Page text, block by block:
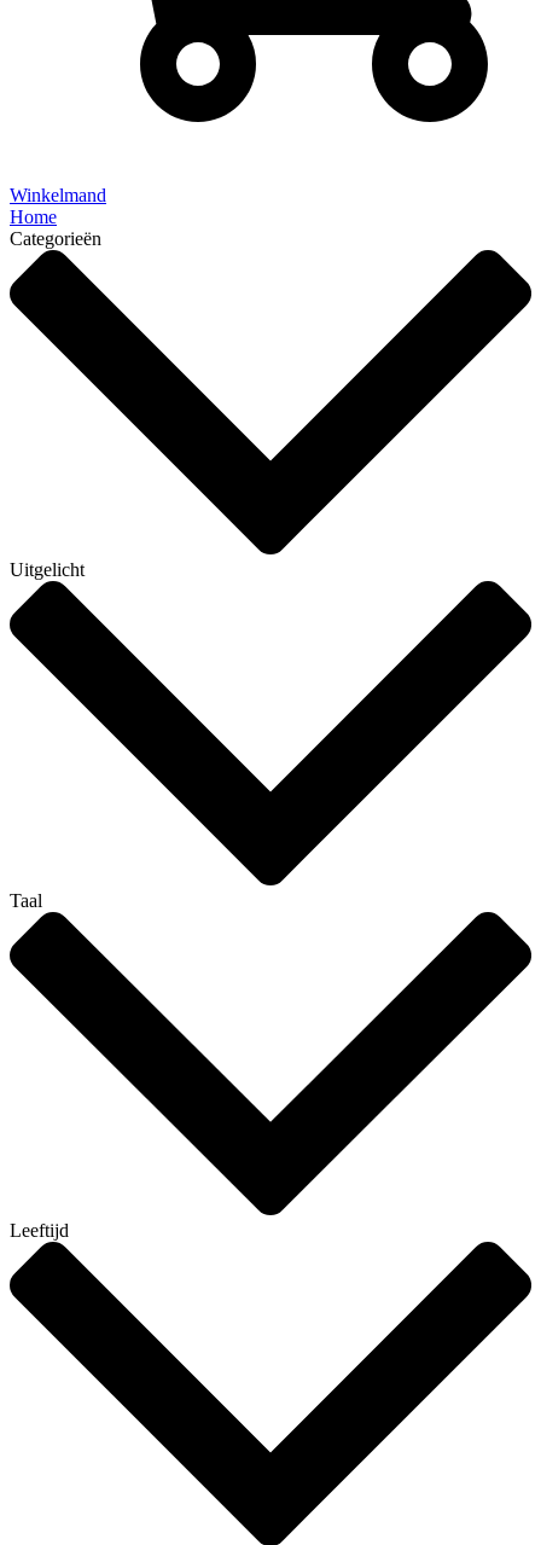
Winkelmand
Home
Categorieën
Uitgelicht
Taal
Leeftijd